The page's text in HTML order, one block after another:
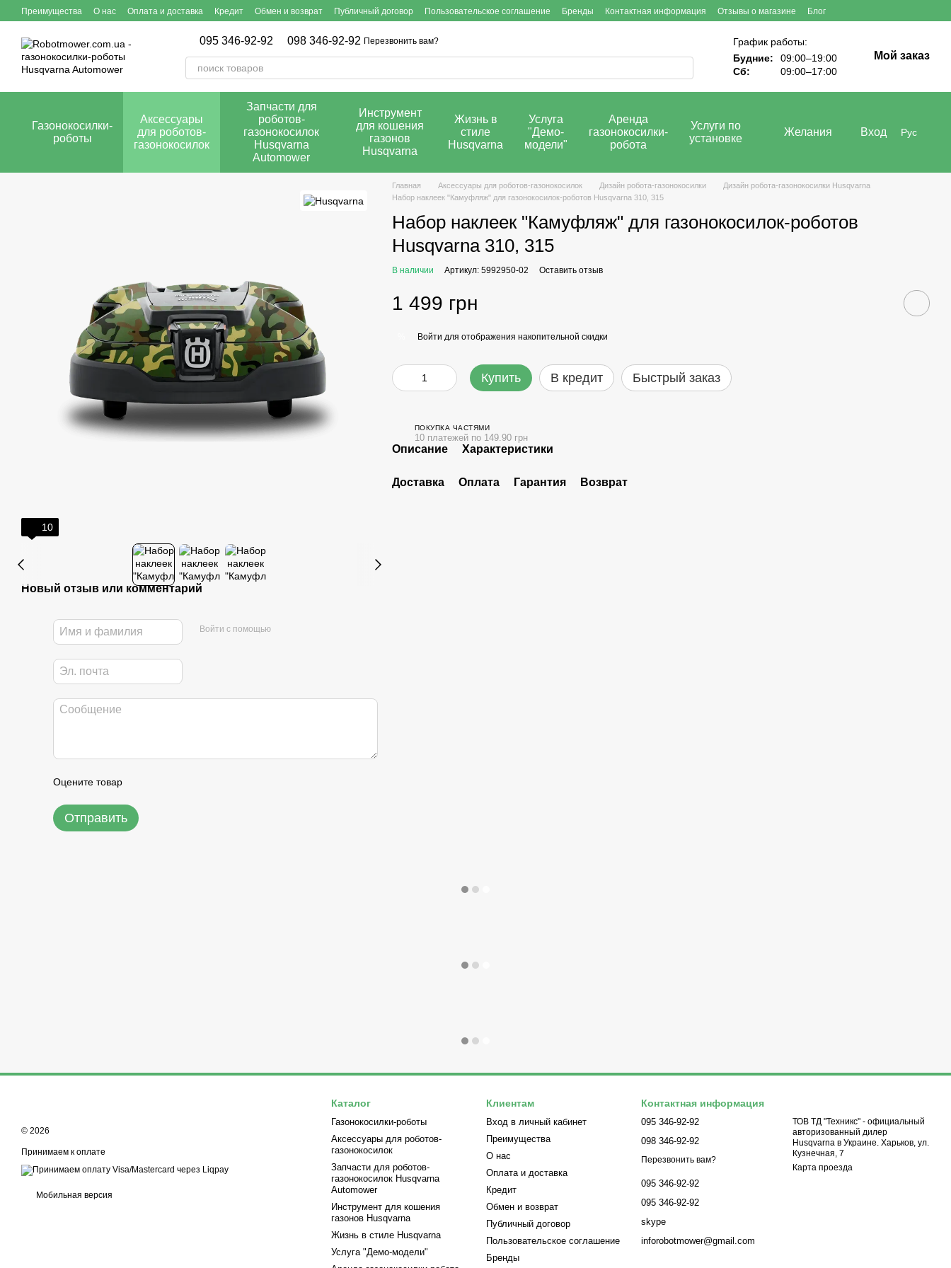
Перейти к основному контенту
Преимущества О нас Оплата и доставка Кредит Обмен и возврат Публичный договор Пользовательское соглашение Бренды Контактная информация Отзывы о магазине Блог
095 346-92-92 098 346-92-92 Перезвонить вам?
График работы:
Будние:
09:00–19:00
Сб:
09:00–17:00
Мой заказ
Газонокосилки-
роботы
Аксессуары
для роботов-
газонокосилок
Запчасти для
роботов-
газонокосилок
Husqvarna
Automower
Инструмент
для кошения
газонов
Husqvarna
Жизнь в
стиле
Husqvarna
Услуга
"Демо-
модели"
Аренда
газонокосилки-
робота
Услуги по
установке
Желания Вход Рус
10
Новый отзыв или комментарий
Войти с помощью
Оцените товар
Отправить
Главная Аксессуары для роботов-газонокосилок Дизайн робота-газонокосилки
Дизайн робота-газонокосилки Husqvarna
Набор наклеек "Камуфляж" для газонокосилок-роботов Husqvarna 310, 315
Набор наклеек "Камуфляж" для газонокосилок-роботов
Husqvarna 310, 315
В наличии Артикул: 5992950-02 Оставить отзыв
1 499 грн
Войти для отображения накопительной скидки
Купить В кредит Быстрый заказ
ПОКУПКА ЧАСТЯМИ
10 платежей по 149.90 грн
Описание Характеристики
Доставка Оплата Гарантия Возврат
© 2026
Принимаем к оплате
Мобильная версия
Каталог
Газонокосилки-роботы
Аксессуары для роботов-
газонокосилок
Запчасти для роботов-
газонокосилок Husqvarna
Automower
Инструмент для кошения
газонов Husqvarna
Жизнь в стиле Husqvarna
Услуга "Демо-модели"
Клиентам
Вход в личный кабинет
Преимущества
О нас
Оплата и доставка
Кредит
Обмен и возврат
Публичный договор
Пользовательское соглашение
Бренды
Контактная информация
095 346-92-92
098 346-92-92
Перезвонить вам?
095 346-92-92
095 346-92-92
skype
inforobotmower@gmail.com
ТОВ ТД "Техникс" - официальный
авторизованный дилер
Husqvarna в Украине. Харьков, ул.
Кузнечная, 7
Карта проезда